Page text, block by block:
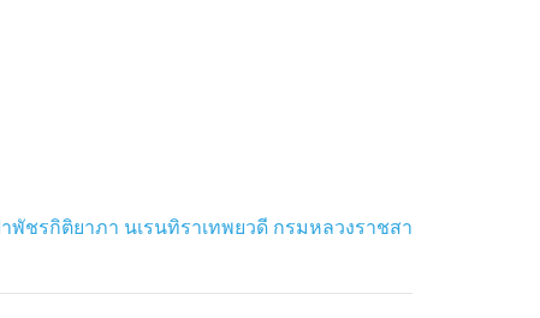
พัชรกิติยาภา นเรนทิราเทพยวดี กรมหลวงราชสา